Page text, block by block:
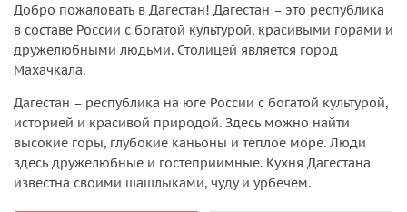
Добро пожаловать в Дагестан! Дагестан – это республика
в составе России с богатой культурой, красивыми горами и
дружелюбными людьми. Столицей является город
Махачкала.
Дагестан – республика на юге России с богатой культурой,
историей и красивой природой. Здесь можно найти
высокие горы, глубокие каньоны и теплое море. Люди
здесь дружелюбные и гостеприимные. Кухня Дагестана
известна своими шашлыками, чуду и урбечем.